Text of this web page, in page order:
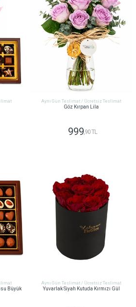
Aynı Gün Teslimat / Ücretsiz Teslimat
Göz Kırpan Lila
999,90 TL
Büyük
Aynı Gün Teslimat / Ücretsiz Teslimat
Yuvarlak Siyah Kutuda Kırmızı Gül